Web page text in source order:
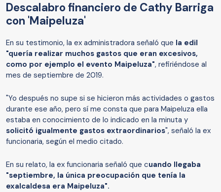
Descalabro financiero de Cathy Barriga
con 'Maipeluza'
En su testimonio, la ex administradora señaló que la edil
"quería realizar muchos gastos que eran excesivos,
como por ejemplo el evento Maipeluza", refiriéndose al
mes de septiembre de 2019.
"Yo después no supe si se hicieron más actividades o gastos
durante ese año, pero sí me consta que para Maipeluza ella
estaba en conocimiento de lo indicado en la minuta y
solicitó igualmente gastos extraordinarios", señaló la ex
funcionaria, según el medio citado.
En su relato, la ex funcionaria señaló que cuando llegaba
"septiembre, la única preocupación que tenía la
exalcaldesa era Maipeluza".